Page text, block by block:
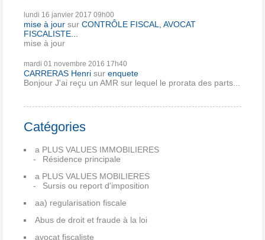
lundi 16 janvier 2017 09h00
mise à jour sur CONTRÔLE FISCAL, AVOCAT
FISCALISTE...
mise à jour
mardi 01 novembre 2016 17h40
CARRERAS Henri sur enquete
Bonjour J'ai reçu un AMR sur lequel le prorata des parts...
Catégories
a PLUS VALUES IMMOBILIERES
Résidence principale
a PLUS VALUES MOBILIERES
Sursis ou report d'imposition
aa) regularisation fiscale
Abus de droit et fraude à la loi
avocat fiscaliste